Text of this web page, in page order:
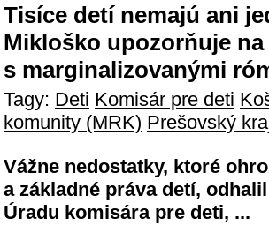
Tisíce detí nemajú ani
Mikloško upozorňuje
s marginalizovanými
Tagy: Deti Komisár pre deti
komunity (MRK) Prešovský
Vážne nedostatky, ktoré
a základné práva detí,
Úradu komisára pre deti, ...